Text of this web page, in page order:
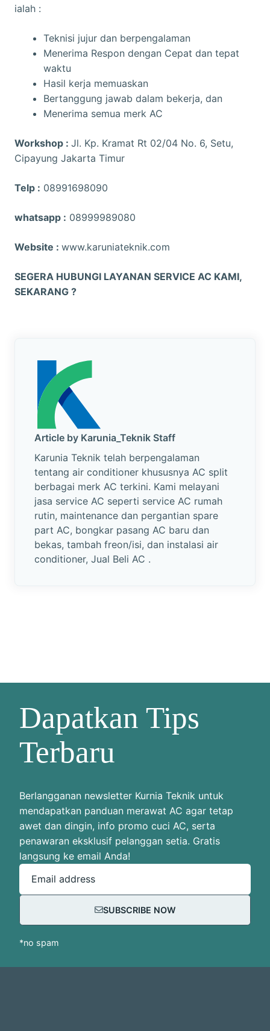
ialah :
Teknisi jujur dan berpengalaman
Menerima Respon dengan Cepat dan tepat
waktu
Hasil kerja memuaskan
Bertanggung jawab dalam bekerja, dan
Menerima semua merk AC
Workshop : Jl. Kp. Kramat Rt 02/04 No. 6, Setu,
Cipayung Jakarta Timur
Telp : 08991698090
whatsapp : 08999989080
Website : www.karuniateknik.com
SEGERA HUBUNGI LAYANAN SERVICE AC KAMI,
SEKARANG ?
Article by Karunia_Teknik Staff
Karunia Teknik telah berpengalaman
tentang air conditioner khususnya AC split
berbagai merk AC terkini. Kami melayani
jasa service AC seperti service AC rumah
rutin, maintenance dan pergantian spare
part AC, bongkar pasang AC baru dan
bekas, tambah freon/isi, dan instalasi air
conditioner, Jual Beli AC .
Dapatkan Tips
Terbaru
Berlangganan newsletter Kurnia Teknik untuk
mendapatkan panduan merawat AC agar tetap
awet dan dingin, info promo cuci AC, serta
penawaran eksklusif pelanggan setia. Gratis
langsung ke email Anda!
Email address
SUBSCRIBE NOW
*no spam